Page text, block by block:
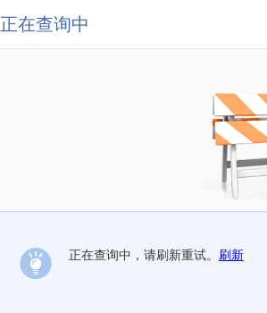
正在查询中
正在查询中，请刷新重试。 刷新